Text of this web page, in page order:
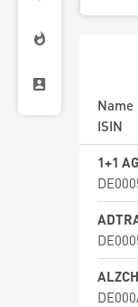
Name
ISIN
1+1